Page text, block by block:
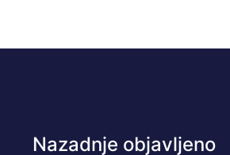
Nazadnje objavljeno